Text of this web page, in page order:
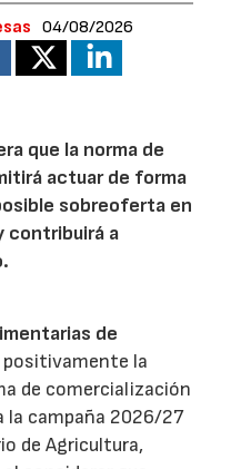
04/08/2026
que la norma de
actuar de forma
sobreoferta en
contribuirá a
de
positivamente la
de comercialización
la campaña 2026/27
de Agricultura,